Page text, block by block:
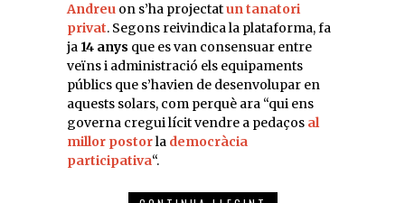
Andreu on s’ha projectatun tanatori
privat. Segons reivindica la plataforma, fa
ja 14 anys que es van consensuar entre
veïns i administració els equipaments
públics que s’havien de desenvolupar en
aquests solars, com perquè ara “qui ens
governa cregui lícit vendre a pedaços al
millor postorla democràcia
participativa“.